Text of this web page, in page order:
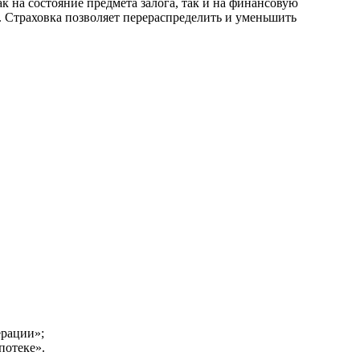
позволяет перераспределить и уменьшить